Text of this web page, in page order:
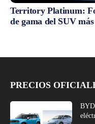
Territory Platinum:
de gama del SUV
PRECIOS